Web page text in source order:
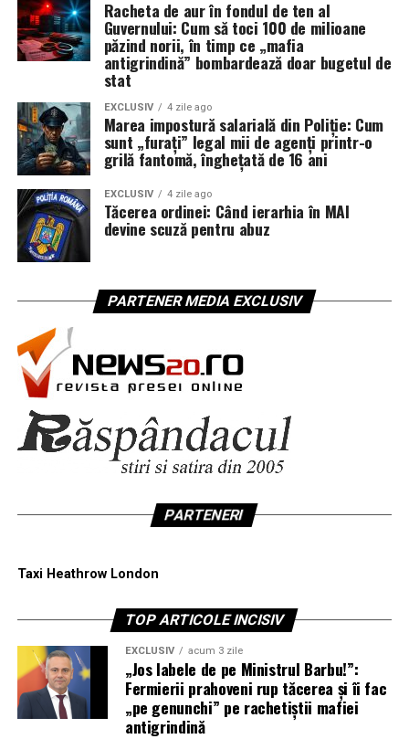
Racheta de aur în fondul de ten al
Guvernului: Cum să toci 100 de milioane
păzind norii, în timp ce „mafia
antigrindină” bombardează doar bugetul de
stat
EXCLUSIV 4 zile ago
Marea impostură salarială din Poliție: Cum
sunt „furați” legal mii de agenți printr-o
grilă fantomă, înghețată de 16 ani
EXCLUSIV 4 zile ago
Tăcerea ordinei: Când ierarhia în MAI
devine scuză pentru abuz
PARTENER MEDIA EXCLUSIV
PARTENERI
Taxi Heathrow London
TOP ARTICOLE INCISIV
EXCLUSIV acum 3 zile
„Jos labele de pe Ministrul Barbu!”:
Fermierii prahoveni rup tăcerea și îi fac
„pe genunchi” pe rachetiștii mafiei
antigrindină